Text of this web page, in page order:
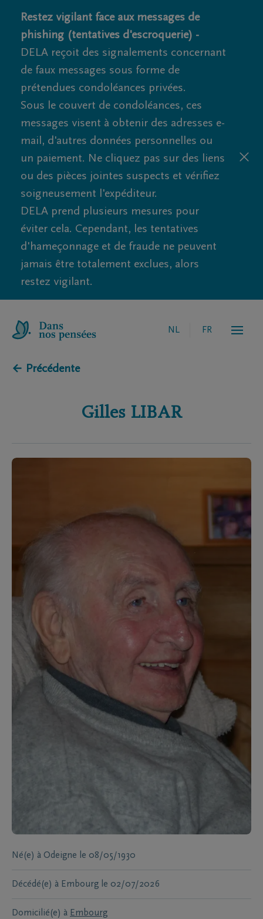
Restez vigilant face aux messages de
phishing (tentatives d'escroquerie) -
DELA reçoit des signalements concernant
de faux messages sous forme de
prétendues condoléances privées.
Sous le couvert de condoléances, ces
messages visent à obtenir des adresses e-
mail, d'autres données personnelles ou
un paiement. Ne cliquez pas sur des liens
ou des pièces jointes suspects et vérifiez
soigneusement l'expéditeur.
DELA prend plusieurs mesures pour
éviter cela. Cependant, les tentatives
d'hameçonnage et de fraude ne peuvent
jamais être totalement exclues, alors
restez vigilant.
NL FR
← Précédente
Gilles LIBAR
Né(e) à Odeigne le 08/05/1930
Décédé(e) à Embourg le 02/07/2026
Domicilié(e) à Embourg